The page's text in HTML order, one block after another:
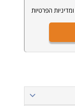
ומדיניות הפרטיות